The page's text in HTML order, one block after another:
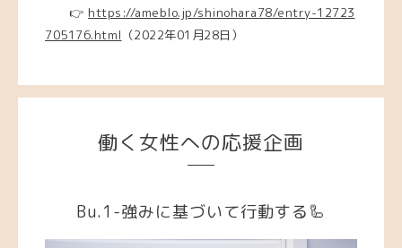
👉 https://ameblo.jp/shinohara78/entry-12723
705176.html （2022年01月28日）
働く女性への応援企画
Bu.1-強みに基づいて行動する🦾